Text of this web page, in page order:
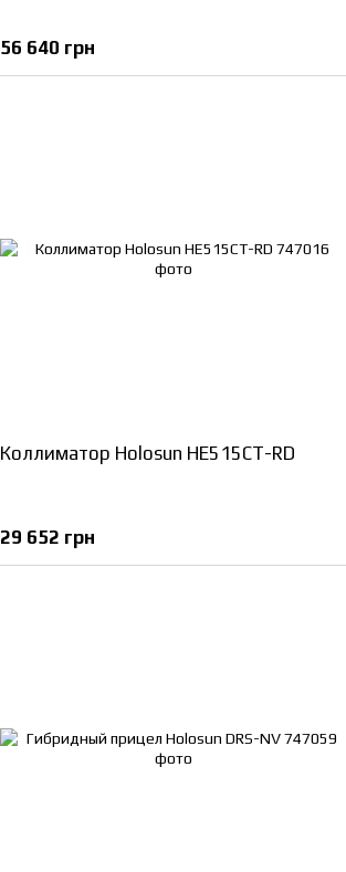
56 640 грн
Коллиматор Holosun HE515CT-RD
29 652 грн